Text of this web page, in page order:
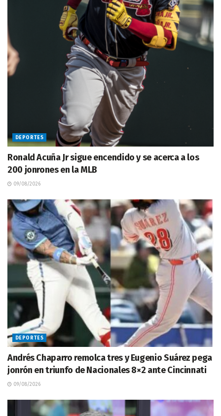
DEPORTES
Ronald Acuña Jr sigue encendido y se acerca a los
200 jonrones en la MLB
09/08/2026
DEPORTES
Andrés Chaparro remolca tres y Eugenio Suárez pega
jonrón en triunfo de Nacionales 8×2 ante Cincinnati
09/08/2026